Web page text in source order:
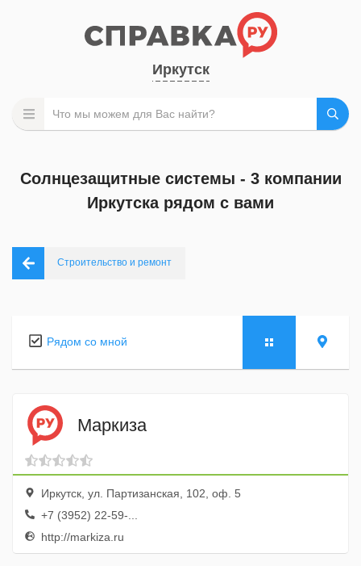
Иркутск
Солнцезащитные системы - 3 компании
Иркутска рядом с вами
Строительство и ремонт
Рядом со мной
Маркиза
Иркутск, ул. Партизанская, 102, оф. 5
+7 (3952) 22-59-...
http://markiza.ru